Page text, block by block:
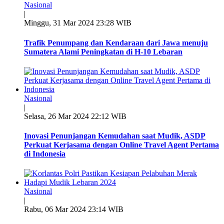
Nasional
|
Minggu, 31 Mar 2024 23:28 WIB
Trafik Penumpang dan Kendaraan dari Jawa menuju
Sumatera Alami Peningkatan di H-10 Lebaran
Nasional
|
Selasa, 26 Mar 2024 22:12 WIB
Inovasi Penunjangan Kemudahan saat Mudik, ASDP
Perkuat Kerjasama dengan Online Travel Agent Pertama
di Indonesia
Nasional
|
Rabu, 06 Mar 2024 23:14 WIB